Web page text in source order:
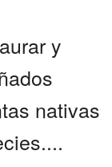
y
nativas